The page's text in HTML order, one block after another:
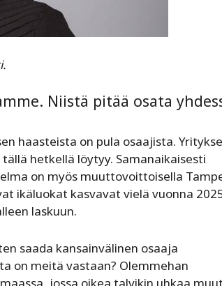
Niistä pitää osata
haasteista on pula osaajista.
hetkellä löytyy. Samanaikaisesti
on myös muuttovoittoisella
ikäluokat kasvavat vielä vuonna
laskuun.
saada kansainvälinen osaaja
on meitä vastaan? Olemmehan
jossa oikea talvikin uhkaa